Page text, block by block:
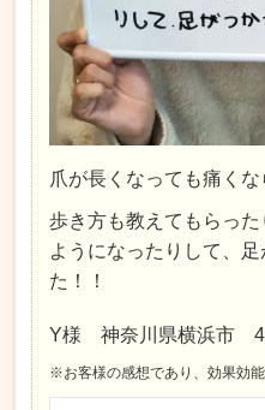
爪が長くなっても痛くな
歩き方も教えてもらっ
ようになったりして、
た！！
Y様 神奈川県横浜市
※お客様の感想であり、効果効